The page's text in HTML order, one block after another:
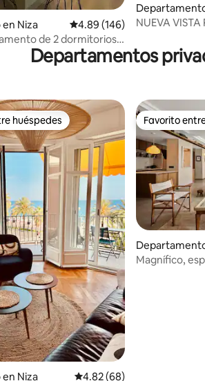
5; 212 evaluaciones
Niza Calificación promedio: 4.89
4.89 (146)
de 2 dormitorios
he-sur-Mer
NUEVA
Departamentos
5; 78 evaluaciones
en Favorito entre huéspedes
huéspedes
Niza Calificación promedio: 4.82
4.82 (68)
Favorito
Favorito
Magnífico,